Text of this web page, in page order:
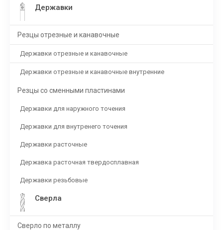
Державки
Резцы отрезные и канавочные
Державки отрезные и канавочные
Державки отрезные и канавочные внутренние
Резцы со сменными пластинами
Державки для наружного точения
Державки для внутренего точения
Державки расточные
Державка расточная твердосплавная
Державки резьбовые
Сверла
Сверло по металлу